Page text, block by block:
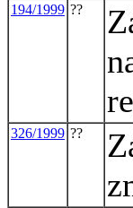
194/1999 ??
326/1999 ??